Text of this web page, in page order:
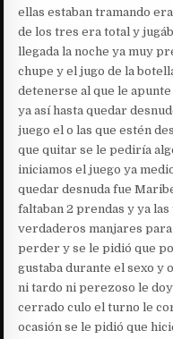
ellas estaban tramando
de los tres era total y
llegada la noche ya muy
chupe y el jugo de la
detenerse al que le
ya así hasta quedar
juego el o las que estén
que quitar se le pediría
iniciamos el juego ya
quedar desnuda fue
faltaban 2 prendas y ya
verdaderos manjares
perder y se le pidió que
gustaba durante el sexo y
ni tardo ni perezoso le doy
cerrado culo el turno le
ocasión se le pidió que